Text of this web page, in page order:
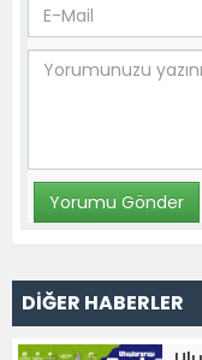
DİĞER HABERLER